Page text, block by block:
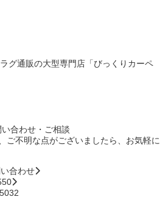
グ通販の大型専門店「びっくりカーペ
ご不明な点がございましたら、お気軽に
合わせ